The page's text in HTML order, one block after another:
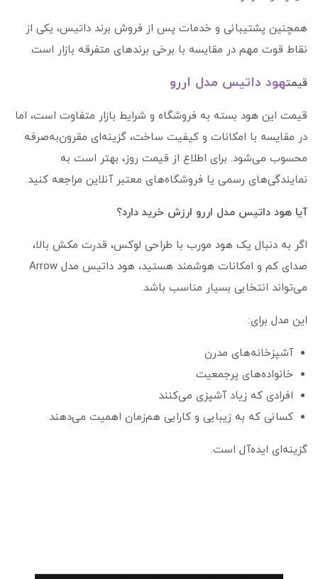
همچنین پشتیبانی و خدمات پس از فروش برند داتیس، یکی از
نقاط قوت مهم در مقایسه با برخی برندهای متفرقه بازار است.
قیمتهود داتیس مدل اررو
قیمت این هود بسته به فروشگاه و شرایط بازار متفاوت است، اما
در مقایسه با امکانات و کیفیت ساخت، گزینه‌ای مقرون‌به‌صرفه
محسوب می‌شود. برای اطلاع از قیمت روز، بهتر است به
نمایندگی‌های رسمی یا فروشگاه‌های معتبر آنلاین مراجعه کنید.
آیا هود داتیس مدل اررو ارزش خرید دارد؟
اگر به دنبال یک هود مورب با طراحی لوکس، قدرت مکش بالا،
صدای کم و امکانات هوشمند هستید، هود داتیس مدل Arrow
می‌تواند انتخابی بسیار مناسب باشد.
این مدل برای:
آشپزخانه‌های مدرن
خانواده‌های پرجمعیت
افرادی که زیاد آشپزی می‌کنند
کسانی که به زیبایی و کارایی هم‌زمان اهمیت می‌دهند
گزینه‌ای ایده‌آل است.